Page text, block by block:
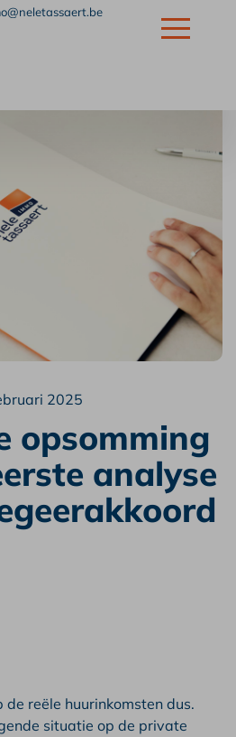
2025
opsomming
analyse
de reële huurinkomsten dus.
situatie op de private